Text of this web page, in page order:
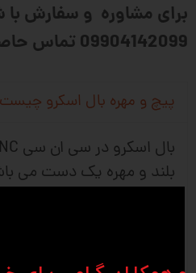
برای مشاوره و سفارش با
09904142099 تماس حاصل فرمایید
پیچ و مهره بال اسکرو
بلند و مهره یک دست می